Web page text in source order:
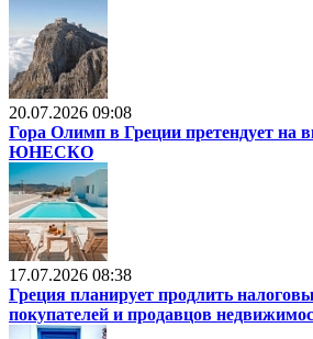
20.07.2026 09:08
Гора Олимп в Греции претендует на
ЮНЕСКО
17.07.2026 08:38
Греция планирует продлить
покупателей и продавцов